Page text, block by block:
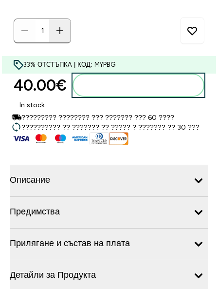
33% ОТСТЪПКА | КОД: MYPBG
40.00€‎
In stock
????????? ???????? ??? ??????? ??? 60 ????
?????????? ?? ??????? ?? ????? ? ??????? ?? 30 ???
Описание
Предимства
Прилягане и състав на плата
Детайли за Продукта